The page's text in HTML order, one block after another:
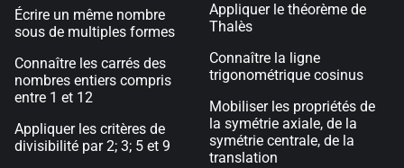
Écrire un même nombre
sous de multiples formes
Connaître les carrés des
nombres entiers compris
entre 1 et 12
Appliquer les critères de
divisibilité par 2; 3; 5 et 9
Appliquer le théorème de
Thalès
Connaître la ligne
trigonométrique cosinus
Mobiliser les propriétés de
la symétrie axiale, de la
symétrie centrale, de la
translation